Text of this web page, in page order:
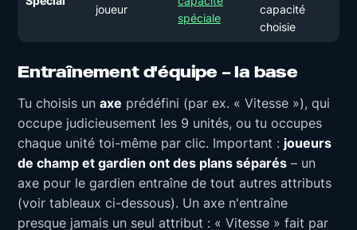
joueur
spéciale
capacité
choisie
Entraînement d'équipe – la base
Tu choisis un axe prédéfini (par ex. « Vitesse »), qui
occupe judicieusement les 9 unités, ou tu occupes
chaque unité toi-même par clic. Important : joueurs
de champ et gardien ont des plans séparés – un
axe pour le gardien entraîne de tout autres attributs
(voir tableaux ci-dessous). Un axe n'entraîne
presque jamais un seul attribut : « Vitesse » fait par